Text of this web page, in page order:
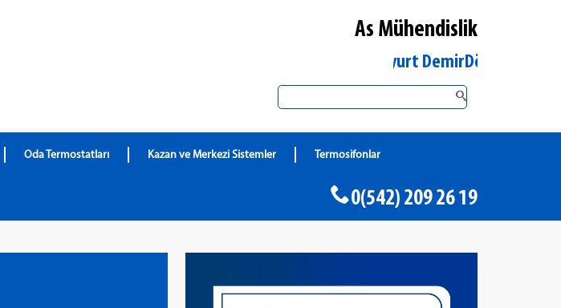
As Mühendislik
İstanbul Esenyurt DemirDöküm Yetkili Satıcı
Oda Termostatları Kazan ve Merkezi Sistemler Termosifonlar
0(542) 209 26 19